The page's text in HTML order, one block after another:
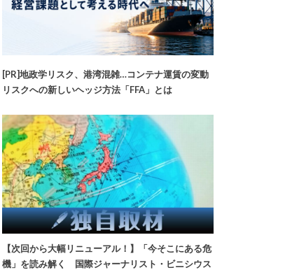
[PR]地政学リスク、港湾混雑…コンテナ運賃の変動
リスクへの新しいヘッジ方法「FFA」とは
【次回から大幅リニューアル！】「今そこにある危
機」を読み解く 国際ジャーナリスト・ビニシウス